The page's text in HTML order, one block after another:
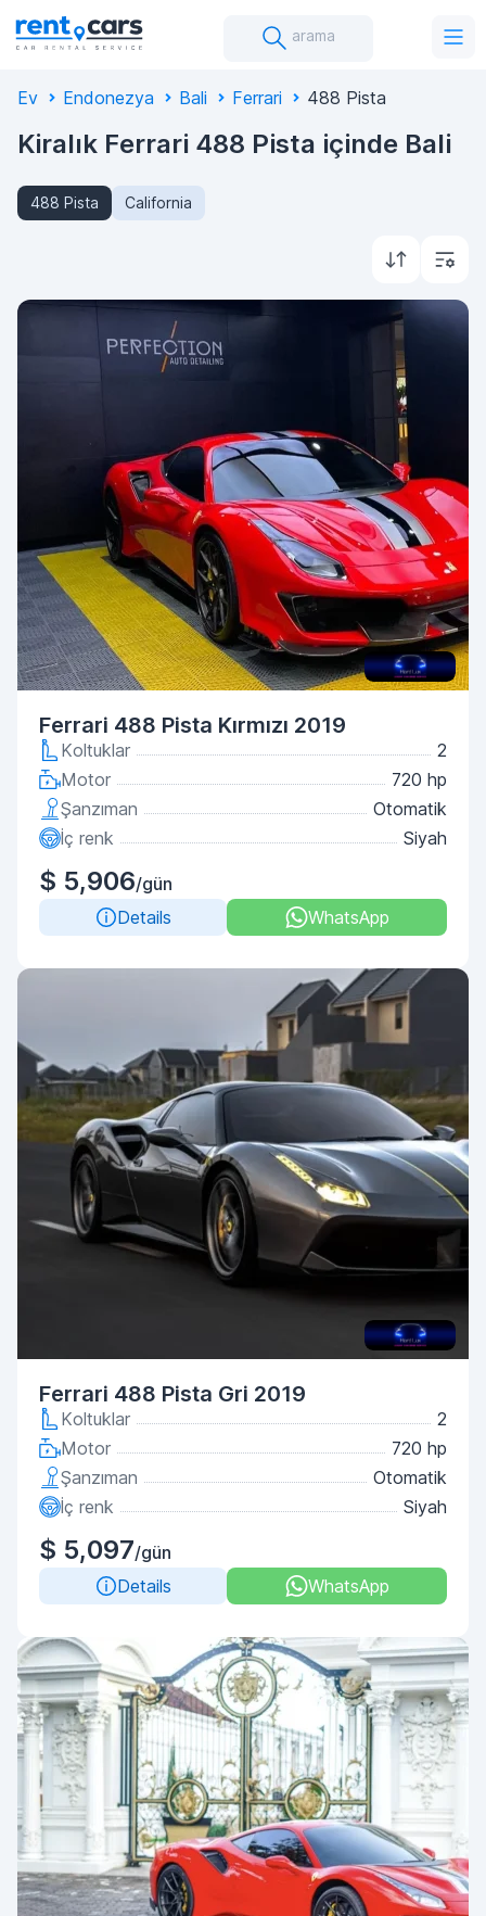
arama
Ev Endonezya Bali Ferrari 488 Pista
Kiralık Ferrari 488 Pista içinde Bali
488 Pista California
Ferrari 488 Pista Kırmızı 2019
Koltuklar
2
Motor
720 hp
Şanzıman
Otomatik
İç renk
Siyah
$ 5,906/gün
Details
WhatsApp
Ferrari 488 Pista Gri 2019
Koltuklar
2
Motor
720 hp
Şanzıman
Otomatik
İç renk
Siyah
$ 5,097/gün
Details
WhatsApp